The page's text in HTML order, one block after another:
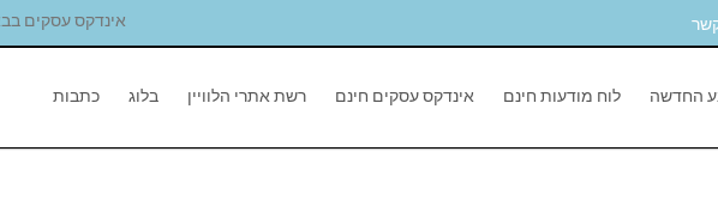
אינדקס עסקים
החדשה לוח מודעות חינם אינדקס עסקים חינם רשת אתרי הלוויין בלוג כתבות